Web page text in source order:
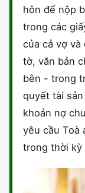
hôn để nộp
trong các
của cả vợ
tờ, văn bản
bên - trong
quyết tài
khoản nợ
yêu cầu Toà
trong thời kỳ